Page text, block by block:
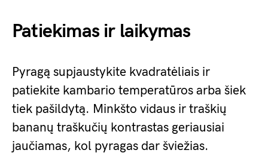
Patiekimas ir laikymas
Pyragą supjaustykite kvadratėliais ir
patiekite kambario temperatūros arba šiek
tiek pašildytą. Minkšto vidaus ir traškių
bananų traškučių kontrastas geriausiai
jaučiamas, kol pyragas dar šviežias.